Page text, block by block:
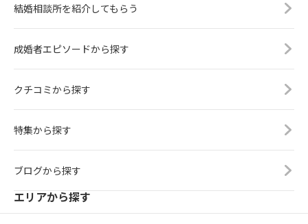
結婚相談所を紹介してもらう
成婚者エピソードから探す
クチコミから探す
特集から探す
ブログから探す
エリアから探す